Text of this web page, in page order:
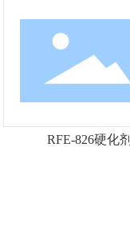
RFE-826硬化剂